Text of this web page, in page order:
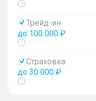
Показать
Трейд-ин
до 100 000 ₽
Показать
Страховка
до 30 000 ₽
Показать